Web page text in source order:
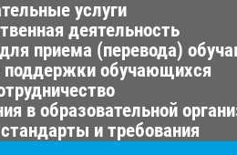
услуги
деятельность
приема (перевода)
обучающихся
в образовательной
и требования